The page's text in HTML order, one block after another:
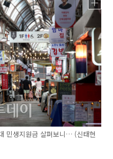
민생지원금 살펴보니… (신태현